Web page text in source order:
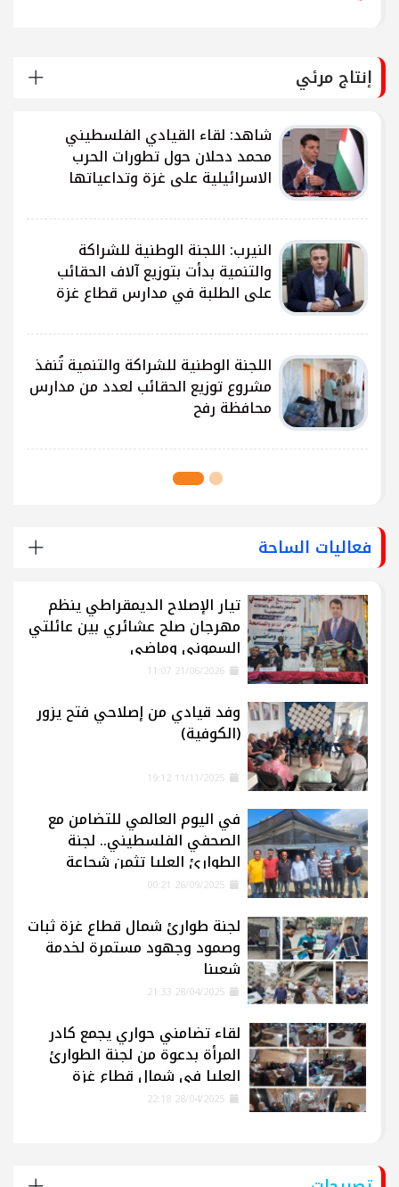
إنتاج مرئي
شاهد: لقاء القيادي الفلسطيني
محمد دحلان حول تطورات الحرب
الاسرائيلية على غزة وتداعياتها
النيرب: اللجنة الوطنية للشراكة
والتنمية بدأت بتوزيع آلاف الحقائب
على الطلبة في مدارس قطاع غزة
اللجنة الوطنية للشراكة والتنمية تُنفذ
مشروع توزيع الحقائب لعدد من مدارس
محافظة رفح
فعاليات الساحة
تيار الإصلاح الديمقراطي ينظم
مهرجان صلح عشائري بين عائلتي
السموني وماضي
وفد قيادي من إصلاحي فتح يزور
(الكوفية)
في اليوم العالمي للتضامن مع
الصحفي الفلسطيني.. لجنة
الطوارئ العليا تثمن شجاعة
الإعلاميين في غزة
لجنة طوارئ شمال قطاع غزة ثبات
وصمود وجهود مستمرة لخدمة
شعبنا
لقاء تضامني حواري يجمع كادر
المرأة بدعوة من لجنة الطوارئ
العليا في شمال قطاع غزة